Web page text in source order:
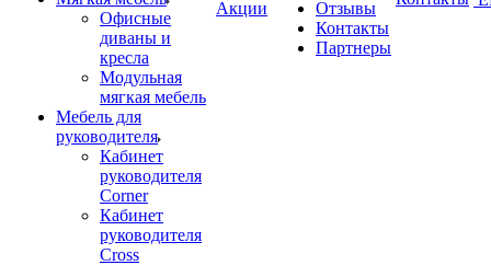
Офисные
диваны и
кресла
Модульная
мягкая мебель
Мебель для
руководителя
Кабинет
руководителя
Corner
Кабинет
руководителя
Cross
Акции
Отзывы
Контакты
Партнеры